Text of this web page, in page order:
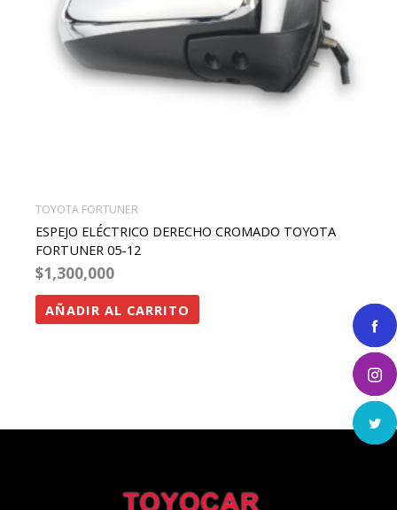
TOYOTA FORTUNER
ESPEJO ELÉCTRICO DERECHO CROMADO TOYOTA
FORTUNER 05-12
$1,300,000
AÑADIR AL CARRITO